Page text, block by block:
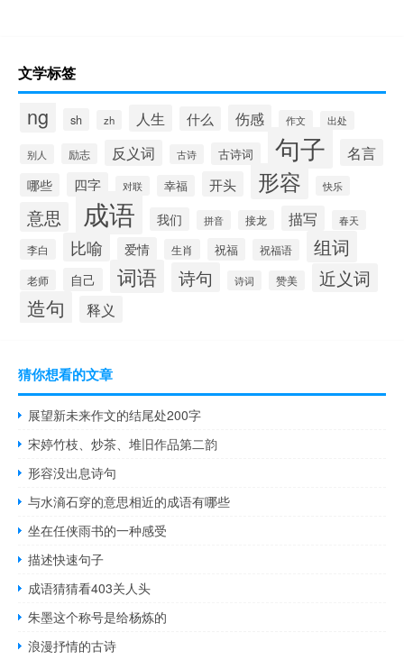
文学标签
ng sh zh 人生 什么 伤感 作文 出处
别人 励志 反义词 古诗 古诗词 句子 名言
哪些 四字 对联 幸福 开头 形容 快乐
意思 成语 我们 拼音 接龙 描写 春天
李白 比喻 爱情 生肖 祝福 祝福语 组词
老师 自己 词语 诗句 诗词 赞美 近义词
造句 释义
猜你想看的文章
展望新未来作文的结尾处200字
宋婷竹枝、炒茶、堆旧作品第二韵
形容没出息诗句
与水滳石穿的意思相近的成语有哪些
坐在任侠雨书的一种感受
描述快速句子
成语猜猜看403关人头
朱墨这个称号是给杨炼的
浪漫抒情的古诗